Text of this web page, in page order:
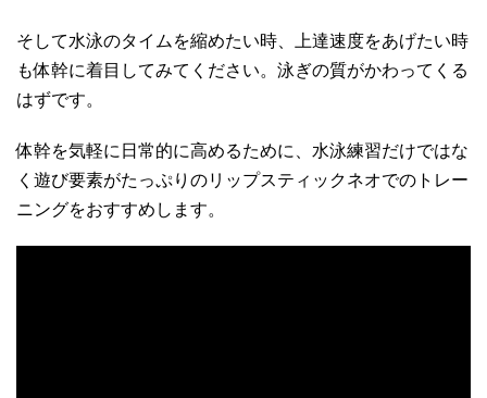
そして水泳のタイムを縮めたい時、上達速度をあげたい時
も体幹に着目してみてください。泳ぎの質がかわってくる
はずです。
体幹を気軽に日常的に高めるために、水泳練習だけではな
く遊び要素がたっぷりのリップスティックネオでのトレー
ニングをおすすめします。